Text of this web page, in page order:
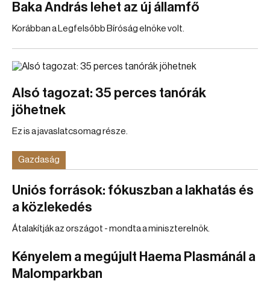
Baka András lehet az új államfő
Korábban a Legfelsőbb Bíróság elnöke volt.
Alsó tagozat: 35 perces tanórák
jöhetnek
Ez is a javaslatcsomag része.
Gazdaság
Uniós források: fókuszban a lakhatás és
a közlekedés
Átalakítják az országot - mondta a miniszterelnök.
Kényelem a megújult Haema Plasmánál a
Malomparkban